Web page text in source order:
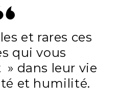
et rares ces
qui vous
dans leur vie
et humilité.